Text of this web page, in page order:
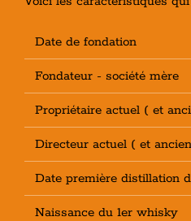
Date de fondation
Fondateur - société mère
Propriétaire actuel ( et
Directeur actuel ( et
Date première distillation
Naissance du 1er whisky